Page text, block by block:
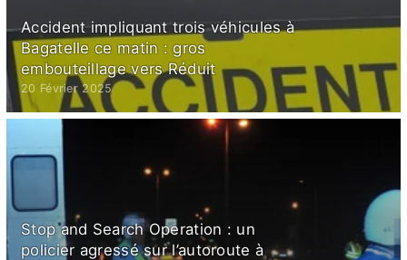
Accident impliquant trois véhicules à
Bagatelle ce matin : gros
embouteillage vers Réduit
20 Février 2025
Stop and Search Operation : un
policier agressé sur l’autoroute à